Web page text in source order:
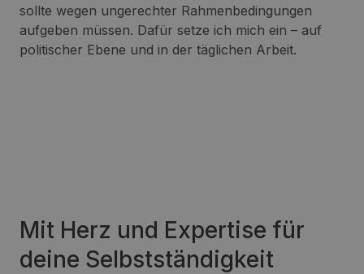
sollte wegen ungerechter Rahmenbedingungen
aufgeben müssen. Dafür setze ich mich ein – auf
politischer Ebene und in der täglichen Arbeit.
Mit Herz und Expertise für
deine Selbstständigkeit